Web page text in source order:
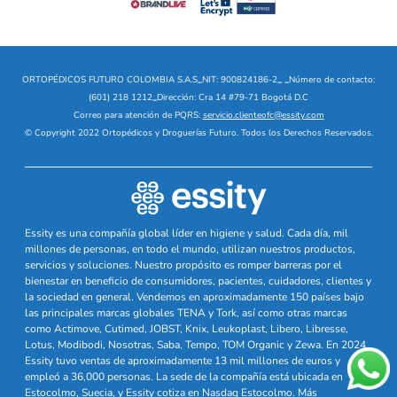
ORTOPÉDICOS FUTURO COLOMBIA S.A.S_NIT: 900824186-2_ _Número de contacto:
(601) 218 1212_Dirección: Cra 14 #79-71 Bogotá D.C
Correo para atención de PQRS: servicio.clienteofc@essity.com
© Copyright 2022 Ortopédicos y Droguerías Futuro. Todos los Derechos Reservados.
Essity es una compañía global líder en higiene y salud. Cada día, mil
millones de personas, en todo el mundo, utilizan nuestros productos,
servicios y soluciones. Nuestro propósito es romper barreras por el
bienestar en beneficio de consumidores, pacientes, cuidadores, clientes y
la sociedad en general. Vendemos en aproximadamente 150 países bajo
las principales marcas globales TENA y Tork, así como otras marcas
como Actimove, Cutimed, JOBST, Knix, Leukoplast, Libero, Libresse,
Lotus, Modibodi, Nosotras, Saba, Tempo, TOM Organic y Zewa. En 2024,
Essity tuvo ventas de aproximadamente 13 mil millones de euros y
empleó a 36,000 personas. La sede de la compañía está ubicada en
Estocolmo, Suecia, y Essity cotiza en Nasdaq Estocolmo. Más